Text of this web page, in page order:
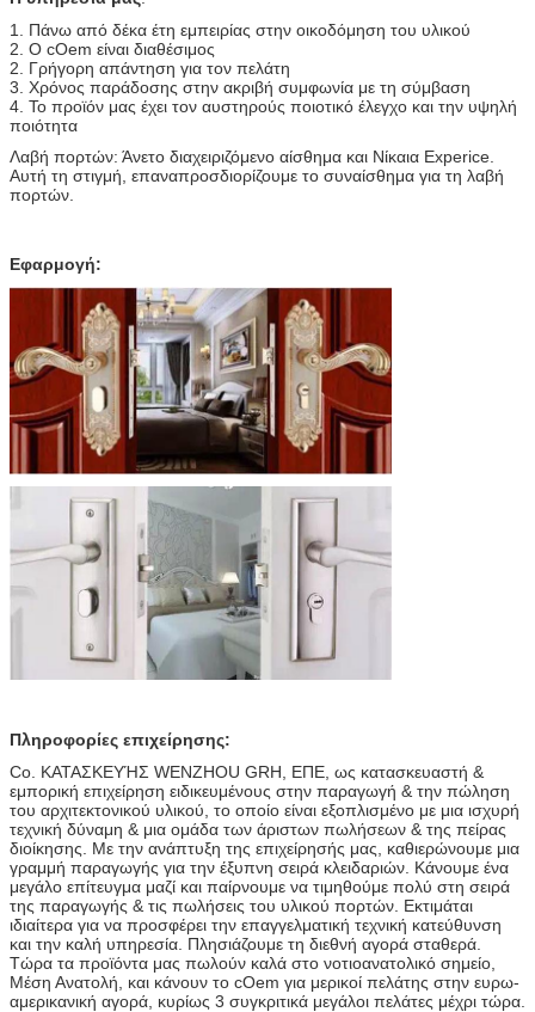
1. Πάνω από δέκα έτη εμπειρίας στην οικοδόμηση του υλικού
2. Ο cOem είναι διαθέσιμος
2. Γρήγορη απάντηση για τον πελάτη
3. Χρόνος παράδοσης στην ακριβή συμφωνία με τη σύμβαση
4. Το προϊόν μας έχει τον αυστηρούς ποιοτικό έλεγχο και την υψηλή
ποιότητα
Λαβή πορτών: Άνετο διαχειριζόμενο αίσθημα και Νίκαια Experice.
Αυτή τη στιγμή, επαναπροσδιορίζουμε το συναίσθημα για τη λαβή
πορτών.
Εφαρμογή:
Πληροφορίες επιχείρησης:
Co. ΚΑΤΑΣΚΕΥΉΣ WENZHOU GRH, ΕΠΕ, ως κατασκευαστή &
εμπορική επιχείρηση ειδικευμένους στην παραγωγή & την πώληση
του αρχιτεκτονικού υλικού, το οποίο είναι εξοπλισμένο με μια ισχυρή
τεχνική δύναμη & μια ομάδα των άριστων πωλήσεων & της πείρας
διοίκησης. Με την ανάπτυξη της επιχείρησής μας, καθιερώνουμε μια
γραμμή παραγωγής για την έξυπνη σειρά κλειδαριών. Κάνουμε ένα
μεγάλο επίτευγμα μαζί και παίρνουμε να τιμηθούμε πολύ στη σειρά
της παραγωγής & τις πωλήσεις του υλικού πορτών. Εκτιμάται
ιδιαίτερα για να προσφέρει την επαγγελματική τεχνική κατεύθυνση
και την καλή υπηρεσία. Πλησιάζουμε τη διεθνή αγορά σταθερά.
Τώρα τα προϊόντα μας πωλούν καλά στο νοτιοανατολικό σημείο,
Μέση Ανατολή, και κάνουν το cOem για μερικοί πελάτης στην ευρω-
αμερικανική αγορά, κυρίως 3 συγκριτικά μεγάλοι πελάτες μέχρι τώρα.